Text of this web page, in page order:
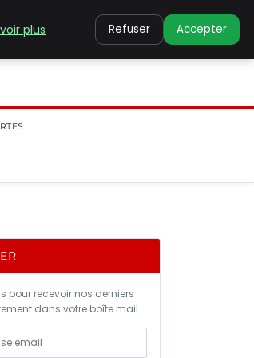
pour recevoir nos derniers
dans votre boîte mail.
plus Refuser Accepter